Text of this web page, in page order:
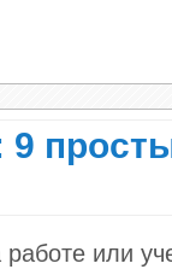
9
или